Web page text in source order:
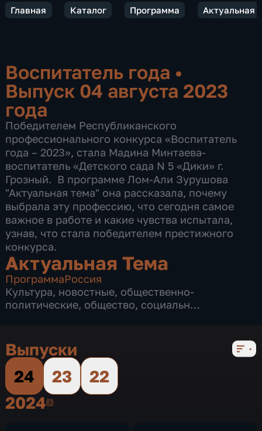
Главная Каталог Программа Актуальная
Воспитатель года •
Выпуск 04 августа 2023
года
Победителем​ Республиканского
профессионального конкурса «Воспитатель
года – 2023», стала Мадина Минтаева-
воспитатель «Детского сада N 5 «Дики» г.
Грозный. ​ В программе Лом-Али Зурушова
"Актуальная тема" она рассказала, почему
выбрала эту профессию, что сегодня самое
важное в работе и какие чувства испытала,
узнав, что стала победителем престижного
конкурса.
Актуальная Тема
ПрограммаРоссия
Культура, новостные, общественно-
политические, общество, социально-
Выпуски
24
23
22
20242024